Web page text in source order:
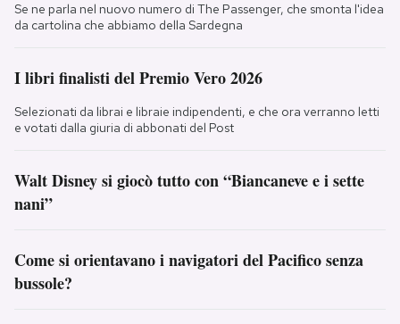
Se ne parla nel nuovo numero di The Passenger, che smonta l'idea
da cartolina che abbiamo della Sardegna
I libri finalisti del Premio Vero 2026
Selezionati da librai e libraie indipendenti, e che ora verranno letti
e votati dalla giuria di abbonati del Post
Walt Disney si giocò tutto con “Biancaneve e i sette
nani”
Come si orientavano i navigatori del Pacifico senza
bussole?